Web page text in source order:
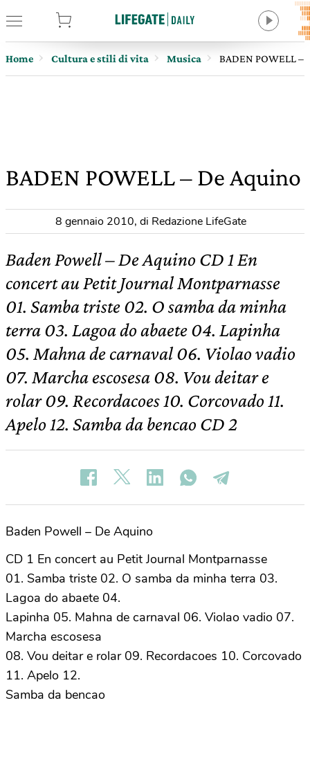
Home Cultura e stili di vita Musica BADEN POWELL –
BADEN POWELL – De Aquino
8 gennaio 2010, di Redazione LifeGate
Baden Powell – De Aquino CD 1 En
concert au Petit Journal Montparnasse
01. Samba triste 02. O samba da minha
terra 03. Lagoa do abaete 04. Lapinha
05. Mahna de carnaval 06. Violao vadio
07. Marcha escosesa 08. Vou deitar e
rolar 09. Recordacoes 10. Corcovado 11.
Apelo 12. Samba da bencao CD 2
Baden Powell – De Aquino
CD 1 En concert au Petit Journal Montparnasse
01. Samba triste 02. O samba da minha terra 03.
Lagoa do abaete 04.
Lapinha 05. Mahna de carnaval 06. Violao vadio 07.
Marcha escosesa
08. Vou deitar e rolar 09. Recordacoes 10. Corcovado
11. Apelo 12.
Samba da bencao